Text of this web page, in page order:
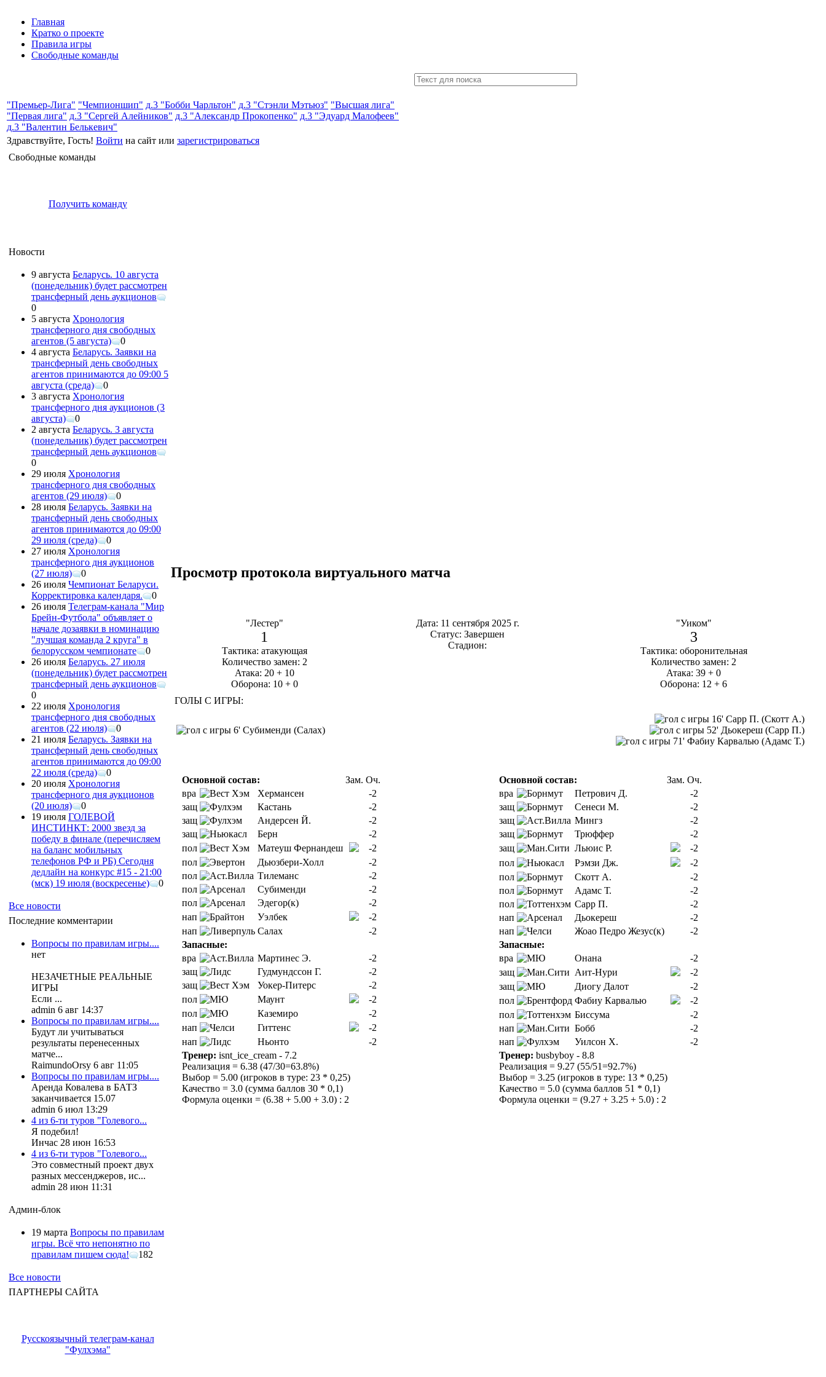
Главная
Кратко о проекте
Правила игры
Свободные команды
"Премьер-Лига" "Чемпионшип" д.3 "Бобби Чарльтон" д.3 "Стэнли Мэтьюз" "Высшая лига"
"Первая лига" д.3 "Сергей Алейников" д.3 "Александр Прокопенко" д.3 "Эдуард Малофеев"
д.3 "Валентин Белькевич"
Здравствуйте, Гость! Войти на сайт или зарегистрироваться
Свободные команды
Получить команду
Новости
9 августа Беларусь. 10 августа
(понедельник) будет рассмотрен
трансферный день аукционов
0
5 августа Хронология
трансферного дня свободных
агентов (5 августа)
0
4 августа Беларусь. Заявки на
трансферный день свободных
агентов принимаются до 09:00 5
августа (среда)
0
3 августа Хронология
трансферного дня аукционов (3
августа)
0
2 августа Беларусь. 3 августа
(понедельник) будет рассмотрен
трансферный день аукционов
0
29 июля Хронология
трансферного дня свободных
агентов (29 июля)
0
28 июля Беларусь. Заявки на
трансферный день свободных
агентов принимаются до 09:00
29 июля (среда)
0
27 июля Хронология
трансферного дня аукционов
(27 июля)
0
26 июля Чемпионат Беларуси.
Корректировка календаря.
0
26 июля Телеграм-канала "Мир
Брейн-Футбола" объявляет о
начале дозаявки в номинацию
"лучшая команда 2 круга" в
белорусском чемпионате
0
26 июля Беларусь. 27 июля
(понедельник) будет рассмотрен
трансферный день аукционов
0
22 июля Хронология
трансферного дня свободных
агентов (22 июля)
0
21 июля Беларусь. Заявки на
трансферный день свободных
агентов принимаются до 09:00
22 июля (среда)
0
20 июля Хронология
трансферного дня аукционов
(20 июля)
0
19 июля ГОЛЕВОЙ
ИНСТИНКТ: 2000 звезд за
победу в финале (перечисляем
на баланс мобильных
телефонов РФ и РБ) Сегодня
дедлайн на конкурс #15 - 21:00
(мск) 19 июля (воскресенье)
0
Все новости
Последние комментарии
Вопросы по правилам игры....
нет
НЕЗАЧЕТНЫЕ РЕАЛЬНЫЕ
ИГРЫ
Если ...
admin 6 авг 14:37
Вопросы по правилам игры....
Будут ли учитываться
результаты перенесенных
матче...
RaimundoOrsy 6 авг 11:05
Вопросы по правилам игры....
Аренда Ковалева в БАТЗ
заканчивается 15.07
admin 6 июл 13:29
4 из 6-ти туров "Голевого...
Я подебил!
Инчас 28 июн 16:53
4 из 6-ти туров "Голевого...
Это совместный проект двух
разных мессенджеров, ис...
admin 28 июн 11:31
Админ-блок
19 марта Вопросы по правилам
игры. Всё что непонятно по
правилам пишем сюда!
182
Все новости
ПАРТНЕРЫ САЙТА
Русскоязычный телеграм-канал
"Фулхэма"
Просмотр протокола виртуального матча
"Лестер"
1
Тактика: атакующая
Количество замен: 2
Атака: 20 + 10
Оборона: 10 + 0
Дата: 11 сентября 2025 г.
Статус: Завершен
Стадион:
"Уиком"
3
Тактика: оборонительная
Количество замен: 2
Атака: 39 + 0
Оборона: 12 + 6
ГОЛЫ С ИГРЫ:
6' Субименди (Салах)
16' Сарр П. (Скотт А.)
52' Дьокереш (Сарр П.)
71' Фабиу Карвалью (Адамс Т.)
Основной состав: Зам. Оч.
вра
Хермансен
-2
защ
Кастань
-2
защ
Андерсен Й.
-2
защ
Берн
-2
пол
Матеуш Фернандеш
-2
пол
Дьюзбери-Холл
-2
пол
Тилеманс
-2
пол
Субименди
-2
пол
Эдегор(к)
-2
нап
Уэлбек
-2
нап
Салах
-2
Запасные:
вра
Мартинес Э.
-2
защ
Гудмундссон Г.
-2
защ
Уокер-Питерс
-2
пол
Маунт
-2
пол
Каземиро
-2
нап
Гиттенс
-2
нап
Ньонто
-2
Тренер: isnt_ice_cream - 7.2
Реализация = 6.38 (47/30=63.8%)
Выбор = 5.00 (игроков в туре: 23 * 0,25)
Качество = 3.0 (сумма баллов 30 * 0,1)
Формула оценки = (6.38 + 5.00 + 3.0) : 2
Основной состав: Зам. Оч.
вра
Петрович Д.
-2
защ
Сенеси М.
-2
защ
Мингз
-2
защ
Трюффер
-2
защ
Льюис Р.
-2
пол
Рэмзи Дж.
-2
пол
Скотт А.
-2
пол
Адамс Т.
-2
пол
Сарр П.
-2
нап
Дьокереш
-2
нап
Жоао Педро Жезус(к)
-2
Запасные:
вра
Онана
-2
защ
Аит-Нури
-2
защ
Диогу Далот
-2
пол
Фабиу Карвалью
-2
пол
Биссума
-2
нап
Бобб
-2
нап
Уилсон Х.
-2
Тренер: busbyboy - 8.8
Реализация = 9.27 (55/51=92.7%)
Выбор = 3.25 (игроков в туре: 13 * 0,25)
Качество = 5.0 (сумма баллов 51 * 0,1)
Формула оценки = (9.27 + 3.25 + 5.0) : 2